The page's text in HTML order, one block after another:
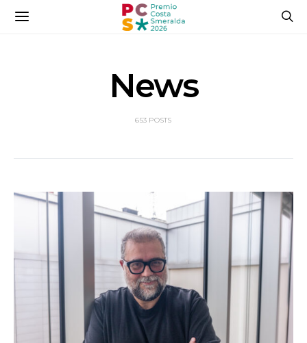
News
653 POSTS